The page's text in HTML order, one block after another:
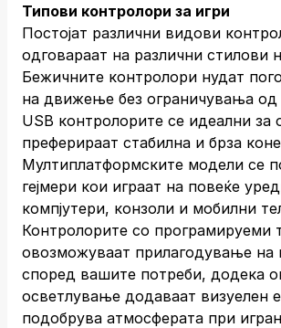
Типови контролори за игри
Постојат различни видови
одговараат на различни стилови
Бежичните контролори нудат
на движење без ограничувања од
USB контролорите се идеални за
преферираат стабилна и брза
Мултиплатформските модели се
гејмери кои играат на повеќе
компјутери, конзоли и мобилни
Контролорите со програмируеми
овозможуваат прилагодување на
според вашите потреби, додека
осветлување додаваат визуелен
подобрува атмосферата при